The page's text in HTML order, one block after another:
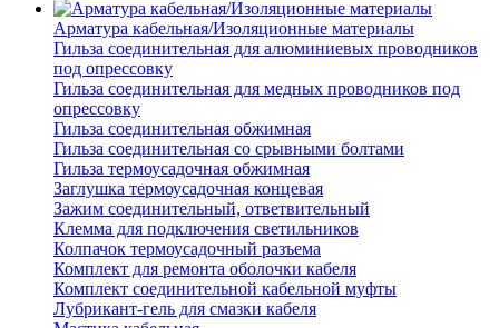
Арматура кабельная/Изоляционные материалы
Гильза соединительная для алюминиевых проводников
под опрессовку
Гильза соединительная для медных проводников под
опрессовку
Гильза соединительная обжимная
Гильза соединительная со срывными болтами
Гильза термоусадочная обжимная
Заглушка термоусадочная концевая
Зажим соединительный, ответвительный
Клемма для подключения светильников
Колпачок термоусадочный разъема
Комплект для ремонта оболочки кабеля
Комплект соединительной кабельной муфты
Лубрикант-гель для смазки кабеля